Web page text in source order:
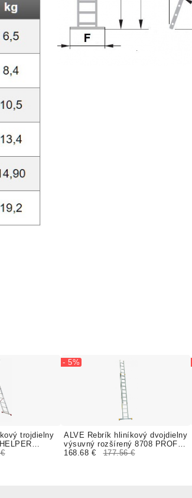
trojdielny
ALVE Rebrík hliníkový dvojdielny
výsuvný rozšírený 8708 PROFI
PLUS FORTE
- 5%
168.68 € 177.56 €